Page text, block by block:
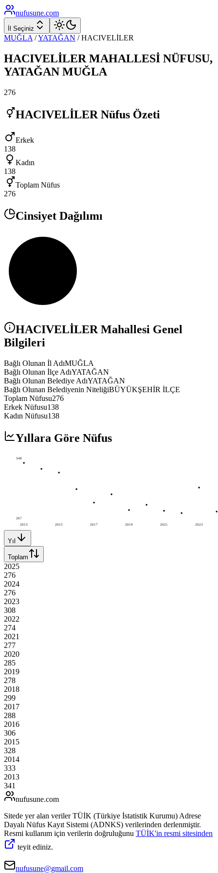
nufusune.com
İl Seçiniz
MUĞLA /YATAĞAN /HACIVELİLER
HACIVELİLER MAHALLESİ NÜFUSU,
YATAĞAN MUĞLA
276
HACIVELİLER Nüfus Özeti
Erkek
138
Kadın
138
Toplam Nüfus
276
Cinsiyet Dağılımı
HACIVELİLERMahallesi Genel
Bilgileri
Bağlı Olunan İl AdıMUĞLA
Bağlı Olunan İlçe AdıYATAĞAN
Bağlı Olunan Belediye AdıYATAĞAN
Bağlı Olunan Belediyenin NiteliğiBÜYÜKŞEHİR İLÇE
Toplam Nüfusu276
Erkek Nüfusu138
Kadın Nüfusu138
Yıllara Göre Nüfus
2013 2015 2017 2019 2021 2023
348
267
Yıl
Toplam
2025
276
2024
276
2023
308
2022
274
2021
277
2020
285
2019
278
2018
299
2017
288
2016
306
2015
328
2014
333
2013
341
nufusune.com
Sitede yer alan veriler TÜİK (Türkiye İstatistik Kurumu) Adrese
Dayalı Nüfus Kayıt Sistemi (ADNKS) verilerinden derlenmiştir.
Resmi kullanım için verilerin doğruluğunu TÜİK'in resmi sitesinden
teyit ediniz.
nufusune@gmail.com